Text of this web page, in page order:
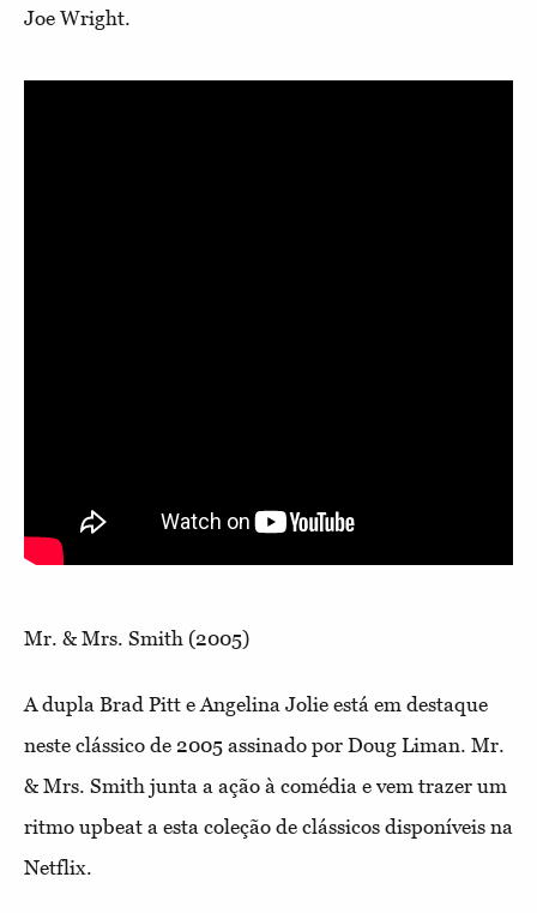
Joe Wright.
Mr. & Mrs. Smith (2005)
A dupla Brad Pitt e Angelina Jolie está em destaque
neste clássico de 2005 assinado por Doug Liman. Mr.
& Mrs. Smith junta a ação à comédia e vem trazer um
ritmo upbeat a esta coleção de clássicos disponíveis na
Netflix.